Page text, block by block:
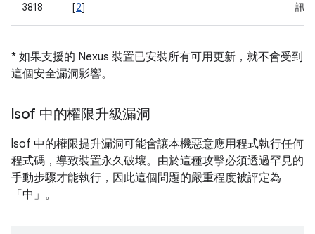
3818
[2]
訊
* 如果支援的 Nexus 裝置已安裝所有可用更新，就不會受到
這個安全漏洞影響。
lsof 中的權限升級漏洞
lsof 中的權限提升漏洞可能會讓本機惡意應用程式執行任何
程式碼，導致裝置永久破壞。由於這種攻擊必須透過罕見的
手動步驟才能執行，因此這個問題的嚴重程度被評定為
「中」。